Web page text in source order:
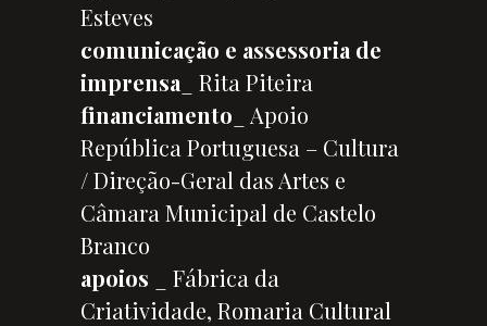
Esteves
comunicação e assessoria de
imprensa _ Rita Piteira
financiamento _ Apoio
República Portuguesa – Cultura
/ Direção-Geral das Artes e
Câmara Municipal de Castelo
Branco
apoios _ Fábrica da
Criatividade, Romaria Cultural